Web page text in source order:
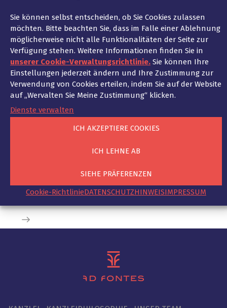
Sie können selbst entscheiden, ob Sie Cookies zulassen
möchten. Bitte beachten Sie, dass im Falle einer Ablehnung
möglicherweise nicht alle Funktionalitäten der Seite zur
Verfügung stehen. Weitere Informationen finden Sie in
unserer Cookie-Verwaltungsrichtlinie. Sie können Ihre
Einstellungen jederzeit ändern und Ihre Zustimmung zur
Verwendung von Cookies erteilen, indem Sie auf der Website
auf „Wervalten Sie Meine Zustimmung“ klicken.
Dienste verwalten
ICH AKZEPTIERE COOKIES
ICH LEHNE AB
SIEHE PRÄFERENZEN
Cookie-RichtlinieDATENSCHUTZHINWEISIMPRESSUM
und Führungskräften aus dem Schwarzwald,
Berlin, Hessen, Brandenburg und Frankreich in
Paris eingeladen.
DIGITAL FUTUREcongress –
Kooperation mit Wyngs
23. Mai 2022
Mit großer Freude hat die Kanzlei Ad Fontes in
DIGITAL FUTUREcongress (DFC) teilgenommen
internationalen Netzwerke gestärkt.